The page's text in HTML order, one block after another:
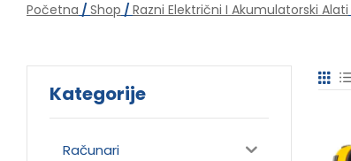
Početna / Shop / Razni Električni I Akumulatorski Alati
Kategorije
Računari